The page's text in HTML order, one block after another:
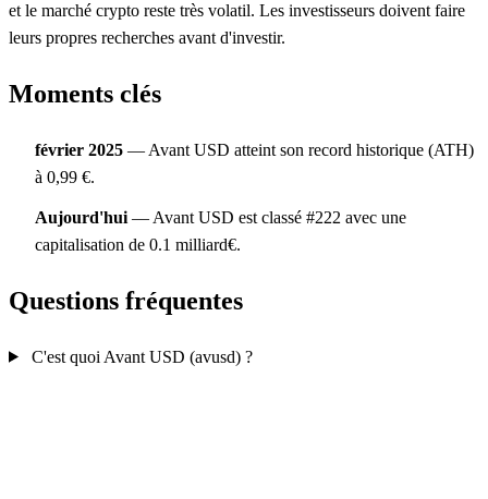
et le marché crypto reste très volatil. Les investisseurs doivent faire
leurs propres recherches avant d'investir.
Moments clés
février 2025 — Avant USD atteint son record historique (ATH)
à 0,99 €.
Aujourd'hui — Avant USD est classé #222 avec une
capitalisation de 0.1 milliard€.
Questions fréquentes
C'est quoi Avant USD (avusd) ?